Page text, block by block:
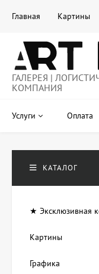
Главная Картины
ГАЛЕРЕЯ |
КОМПАНИЯ
Услуги Оплата
КАТАЛОГ
★ Эксклюзивная
Картины
Графика